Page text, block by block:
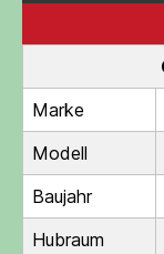
Marke
Modell
Baujahr
Hubraum